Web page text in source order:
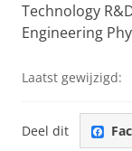
Technology
Engineering
Laatst gewijzigd:
Deel dit